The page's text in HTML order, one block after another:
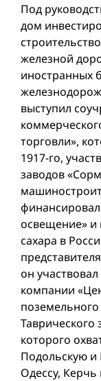
Под
дом
железной
иностранных
выступил
торговли»,
1917-го,
заводов
освещение» и
сахара в
он
компании
поземельного
Таврического
которого
Подольскую и
Одессу, Керчь